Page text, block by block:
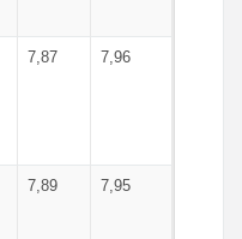
7,87 7,96
7,89 7,95